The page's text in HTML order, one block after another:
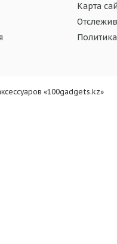
Карта
«100gadgets.kz»